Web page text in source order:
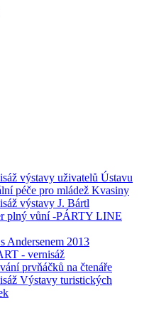
výstavy uživatelů Ústavu
péče pro mládež Kvasiny
výstavy J. Bártl
plný vůní -PÁRTY LINE
Andersenem 2013
- vernisáž
prvňáčků na čtenáře
Výstavy turistických